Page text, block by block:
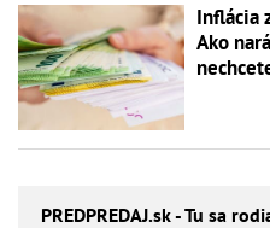
Inflácia
Ako
PREDPREDAJ.sk - Tu sa